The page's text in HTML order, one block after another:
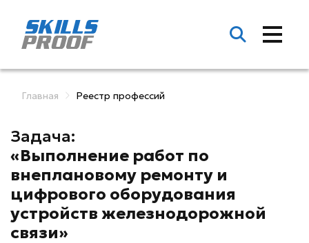
Главная Реестр профессий
Задача:
«Выполнение работ по
внеплановому ремонту и
цифрового оборудования
устройств железнодорожной
связи»